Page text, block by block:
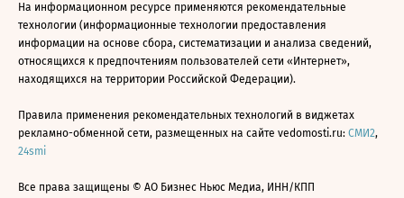
На информационном ресурсе применяются рекомендательные
технологии (информационные технологии предоставления
информации на основе сбора, систематизации и анализа сведений,
относящихся к предпочтениям пользователей сети «Интернет»,
находящихся на территории Российской Федерации).
Правила применения рекомендательных технологий в виджетах
рекламно-обменной сети, размещенных на сайте vedomosti.ru: СМИ2,
24smi
Все права защищены © АО Бизнес Ньюс Медиа, ИНН/КПП